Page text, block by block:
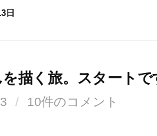
日
描く旅。スタートで
/ 10件のコメント